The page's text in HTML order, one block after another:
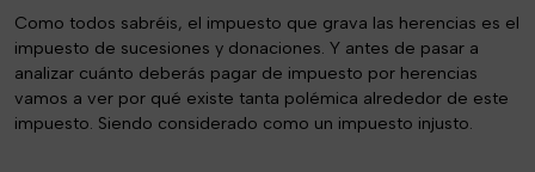
Como todos sabréis, el impuesto que grava las herencias es el
impuesto de sucesiones y donaciones. Y antes de pasar a
analizar cuánto deberás pagar de impuesto por herencias
vamos a ver por qué existe tanta polémica alrededor de este
impuesto. Siendo considerado como un impuesto injusto.